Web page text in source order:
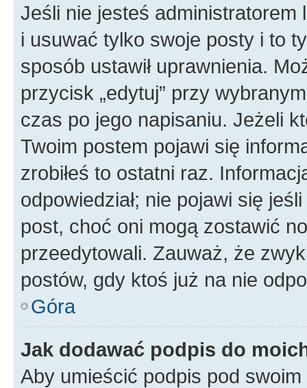
Jeśli nie jesteś
i usuwać tylko swoje posty i to
sposób ustawił uprawnienia.
przycisk „edytuj” przy
czas po jego napisaniu. Jeżeli
Twoim postem pojawi się
zrobiłeś to ostatni raz.
odpowiedział; nie pojawi się
post, choć oni mogą zostawić
przeedytowali. Zauważ, że
postów, gdy ktoś już na nie
Góra
Jak dodawać podpis do
Aby umieścić podpis pod